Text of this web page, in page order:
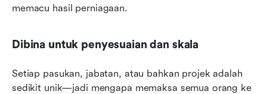
memacu hasil perniagaan.
Dibina untuk penyesuaian dan skala
Setiap pasukan, jabatan, atau bahkan projek adalah
sedikit unik—jadi mengapa memaksa semua orang ke